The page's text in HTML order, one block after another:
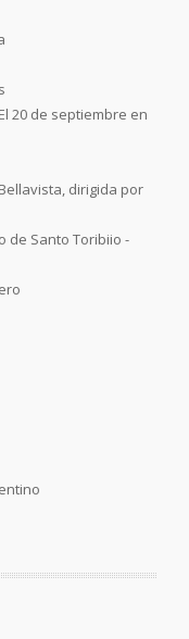
20 de septiembre en
dirigida por
de Santo Toribiio -